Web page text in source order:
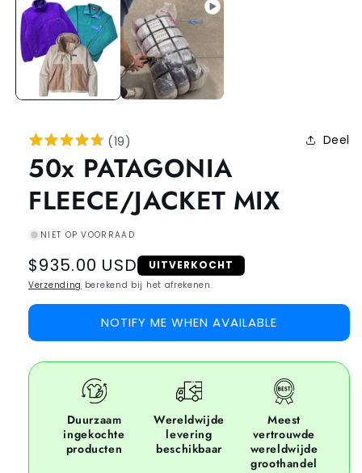
(19) Deel
50x PATAGONIA
FLEECE/JACKET MIX
NIET OP VOORRAAD
Regular
price
$935.00 USD UITVERKOCHT
Verzending berekend bij het afrekenen.
NOTIFY ME WHEN AVAILABLE
Duurzaam
ingekochte
producten
Wereldwijde
levering
beschikbaar
Meest
vertrouwde
wereldwijde
groothandel